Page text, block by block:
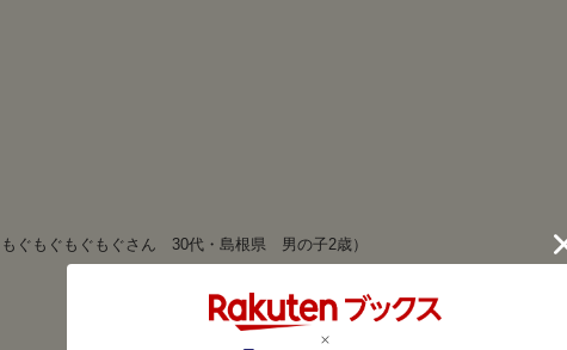
ぐもぐもぐもぐさん 30代・島根県 男の子2歳）
【情報